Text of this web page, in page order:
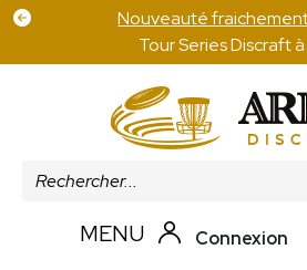
Nouveauté
Tour Series Discraft
MENU Connexion